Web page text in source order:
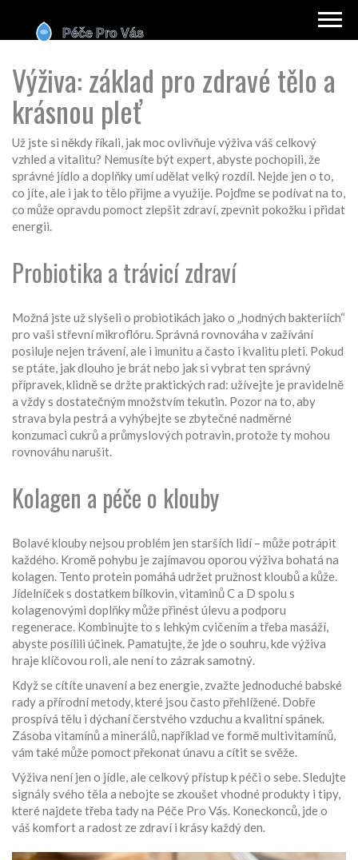
Výživa: základ pro zdravé tělo a
krásnou pleť
Už jste si někdy říkali, jak moc ovlivňuje výživa váš celkový
vzhled a vitalitu? Nemusíte být expert, abyste pochopili, že
správné jídlo a doplňky umí udělat velký rozdíl. Nejde jen o to,
co jíte, ale i jak to tělo přijme a využije. Pojďme se podívat na to,
co může opravdu pomoct zlepšit zdraví, zpevnit pokožku i přidat
energii.
Probiotika a trávicí zdraví
Možná jste už slyšeli o probiotikách jako o „hodných bakteriích“
pro vaši střevní mikroflóru. Správná rovnováha v zažívání
posiluje nejen trávení, ale i imunitu a často i kvalitu pleti. Pokud
se ptáte, jak dlouho je brát nebo jak si vybrat ten správný
přípravek, klidně se držte praktických rad: užívejte je pravidelně
a vždy s dostatečným množstvím tekutin. Pozor na to, aby
strava byla pestrá a vyhýbejte se zbytečné nadměrné
konzumaci cukrů a průmyslových potravin, protože ty mohou
rovnováhu narušit.
Kolagen a péče o klouby
Bolavé klouby nejsou problém jen starších lidí – může potrápit
každého. Kromě pohybu je zajímavou oporou výživa bohatá na
kolagen. Tento protein pomáhá udržet pružnost kloubů a kůže.
Jídelníček s dostatkem bílkovin, vitaminů C a D spolu s
kolagenovými doplňky může přinést úlevu a podporu
regenerace. Kombinujte to s lehkým cvičením a třeba masáží,
abyste posílili účinek. Pamatujte, že jde o souhru, kde výživa
hraje klíčovou roli, ale není to zázrak samotný.
Když se cítíte unavení a bez energie, zvažte jednoduché babské
rady a přírodní metody, které jsou často přehlížené. Dobře
prospívá tělu i dýchaní čerstvého vzduchu a kvalitní spánek.
Zásoba vitamínů a minerálů, například ve formě multivitamínů,
vám také může pomoct překonat únavu a cítit se svěže.
Výživa není jen o jídle, ale celkový přístup k péči o sebe. Sledujte
signály svého těla a nebojte se zkoušet vhodné produkty i tipy,
které najdete třeba tady na Péče Pro Vás. Koneckonců, jde o
váš komfort a radost ze zdraví i krásy každý den.